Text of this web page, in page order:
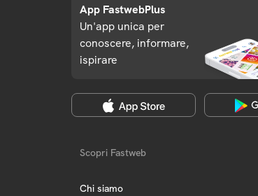
App FastwebPlus
Un'app unica per
conoscere, informare,
ispirare
Scopri Fastweb
Chi siamo